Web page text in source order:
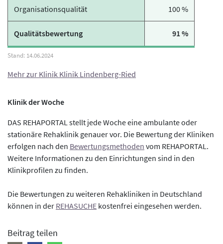
Organisationsqualität 100 %
Qualitätsbewertung 91 %
Mehr zur Klinik Klinik Lindenberg-Ried
Klinik der Woche
DAS REHAPORTAL stellt jede Woche eine ambulante oder
stationäre Rehaklinik genauer vor. Die Bewertung der Kliniken
erfolgen nach den Bewertungsmethoden vom REHAPORTAL.
Weitere Informationen zu den Einrichtungen sind in den
Klinikprofilen zu finden.
Die Bewertungen zu weiteren Rehakliniken in Deutschland
können in der REHASUCHE kostenfrei eingesehen werden.
Beitrag teilen